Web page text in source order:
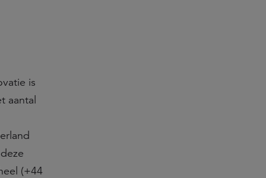
is
aantal
(+44